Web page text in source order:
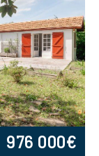
976 000€